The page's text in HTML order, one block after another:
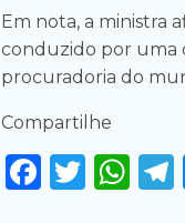
Em nota, a ministra
conduzido por uma
procuradoria do
Compartilhe